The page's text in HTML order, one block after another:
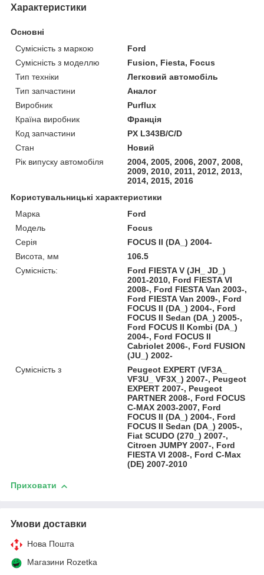
Характеристики
Основні
Сумісність з маркою
Ford
Сумісність з моделлю
Fusion, Fiesta, Focus
Тип техніки
Легковий автомобіль
Тип запчастини
Аналог
Виробник
Purflux
Країна виробник
Франція
Код запчастини
PX L343B/C/D
Стан
Новий
Рік випуску автомобіля
2004, 2005, 2006, 2007, 2008,
2009, 2010, 2011, 2012, 2013,
2014, 2015, 2016
Користувальницькі характеристики
Марка
Ford
Модель
Focus
Серія
FOCUS II (DA_) 2004-
Висота, мм
106.5
Сумісність:
Ford FIESTA V (JH_ JD_)
2001-2010, Ford FIESTA VI
2008-, Ford FIESTA Van 2003-,
Ford FIESTA Van 2009-, Ford
FOCUS II (DA_) 2004-, Ford
FOCUS II Sedan (DA_) 2005-,
Ford FOCUS II Kombi (DA_)
2004-, Ford FOCUS II
Cabriolet 2006-, Ford FUSION
(JU_) 2002-
Сумісність з
Peugeot EXPERT (VF3A_
VF3U_ VF3X_) 2007-, Peugeot
EXPERT 2007-, Peugeot
PARTNER 2008-, Ford FOCUS
C-MAX 2003-2007, Ford
FOCUS II (DA_) 2004-, Ford
FOCUS II Sedan (DA_) 2005-,
Fiat SCUDO (270_) 2007-,
Citroen JUMPY 2007-, Ford
FIESTA VI 2008-, Ford C-Max
(DE) 2007-2010
Приховати
Умови доставки
Нова Пошта
Магазини Rozetka